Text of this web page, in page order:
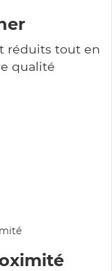
réduits tout en
qualité